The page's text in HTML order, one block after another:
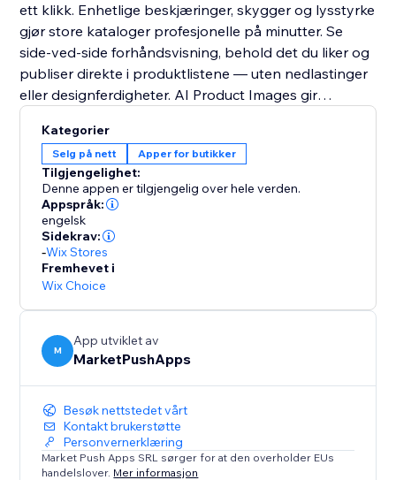
ett klikk. Enhetlige beskjæringer, skygger og lysstyrke
gjør store kataloger profesjonelle på minutter. Se
side-ved-side forhåndsvisning, behold det du liker og
publiser direkte i produktlistene — uten nedlastinger
eller designferdigheter. AI Product Images gir
konvertering — alt laget med AI.
Kategorier
Selg på nett Apper for butikker
Tilgjengelighet:
Denne appen er tilgjengelig over hele verden.
Appspråk:
engelsk
Sidekrav:
-Wix Stores
Fremhevet i
Wix Choice
M
App utviklet av
MarketPushApps
Besøk nettstedet vårt
Kontakt brukerstøtte
Personvernerklæring
Market Push Apps SRL sørger for at den overholder EUs
handelslover. Mer informasjon